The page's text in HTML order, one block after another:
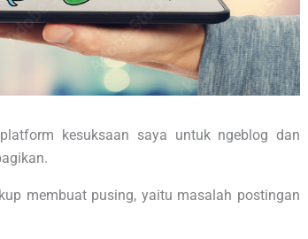
kesuksaan saya untuk ngeblog dan
membuat pusing, yaitu masalah postingan